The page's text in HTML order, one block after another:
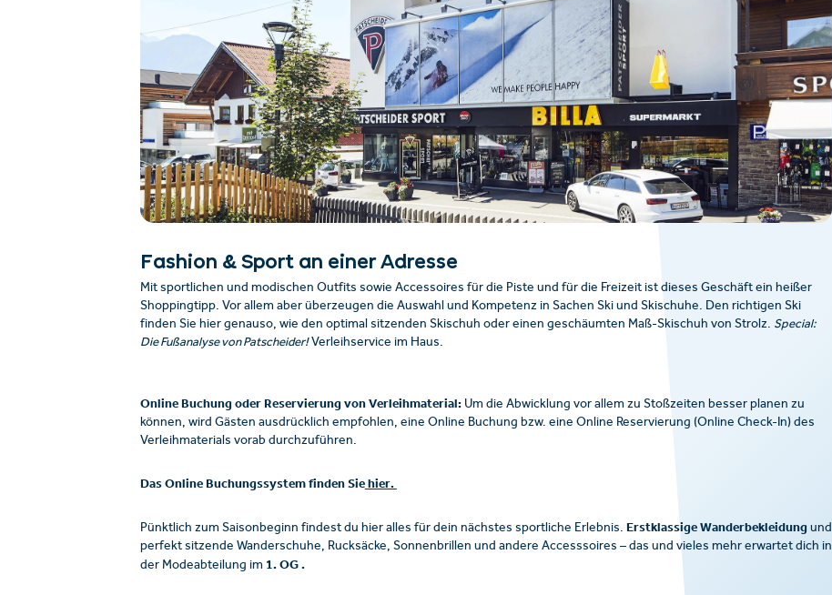
Fashion & Sport an einer Adresse
Mit sportlichen und modischen Outfits sowie Accessoires für die Piste und für die Freizeit ist dieses Geschäft ein heißer
Shoppingtipp. Vor allem aber überzeugen die Auswahl und Kompetenz in Sachen Ski und Skischuhe. Den richtigen Ski
finden Sie hier genauso, wie den optimal sitzenden Skischuh oder einen geschäumten Maß-Skischuh von Strolz. Special:
Die Fußanalyse von Patscheider!Verleihservice im Haus.
Online Buchung oder Reservierung von Verleihmaterial:Um die Abwicklung vor allem zu Stoßzeiten besser planen zu
können, wird Gästen ausdrücklich empfohlen, eine Online Buchung bzw. eine Online Reservierung (Online Check-In) des
Verleihmaterials vorab durchzuführen.
Das Online Buchungssystem finden Siehier.
Pünktlich zum Saisonbeginn findest du hier alles für dein nächstes sportliche Erlebnis. Erstklassige Wanderbekleidung und
perfekt sitzende Wanderschuhe, Rucksäcke, Sonnenbrillen und andere Accesssoires – das und vieles mehr erwartet dich in
der Modeabteilung im 1. OG .